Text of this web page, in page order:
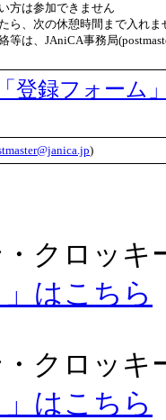
方は参加できません
ら、次の休憩時間まで入れ
等は、JAniCA事務局
「登録フォーム
)
・クロッキ
はこちら
・クロッキ
はこちら